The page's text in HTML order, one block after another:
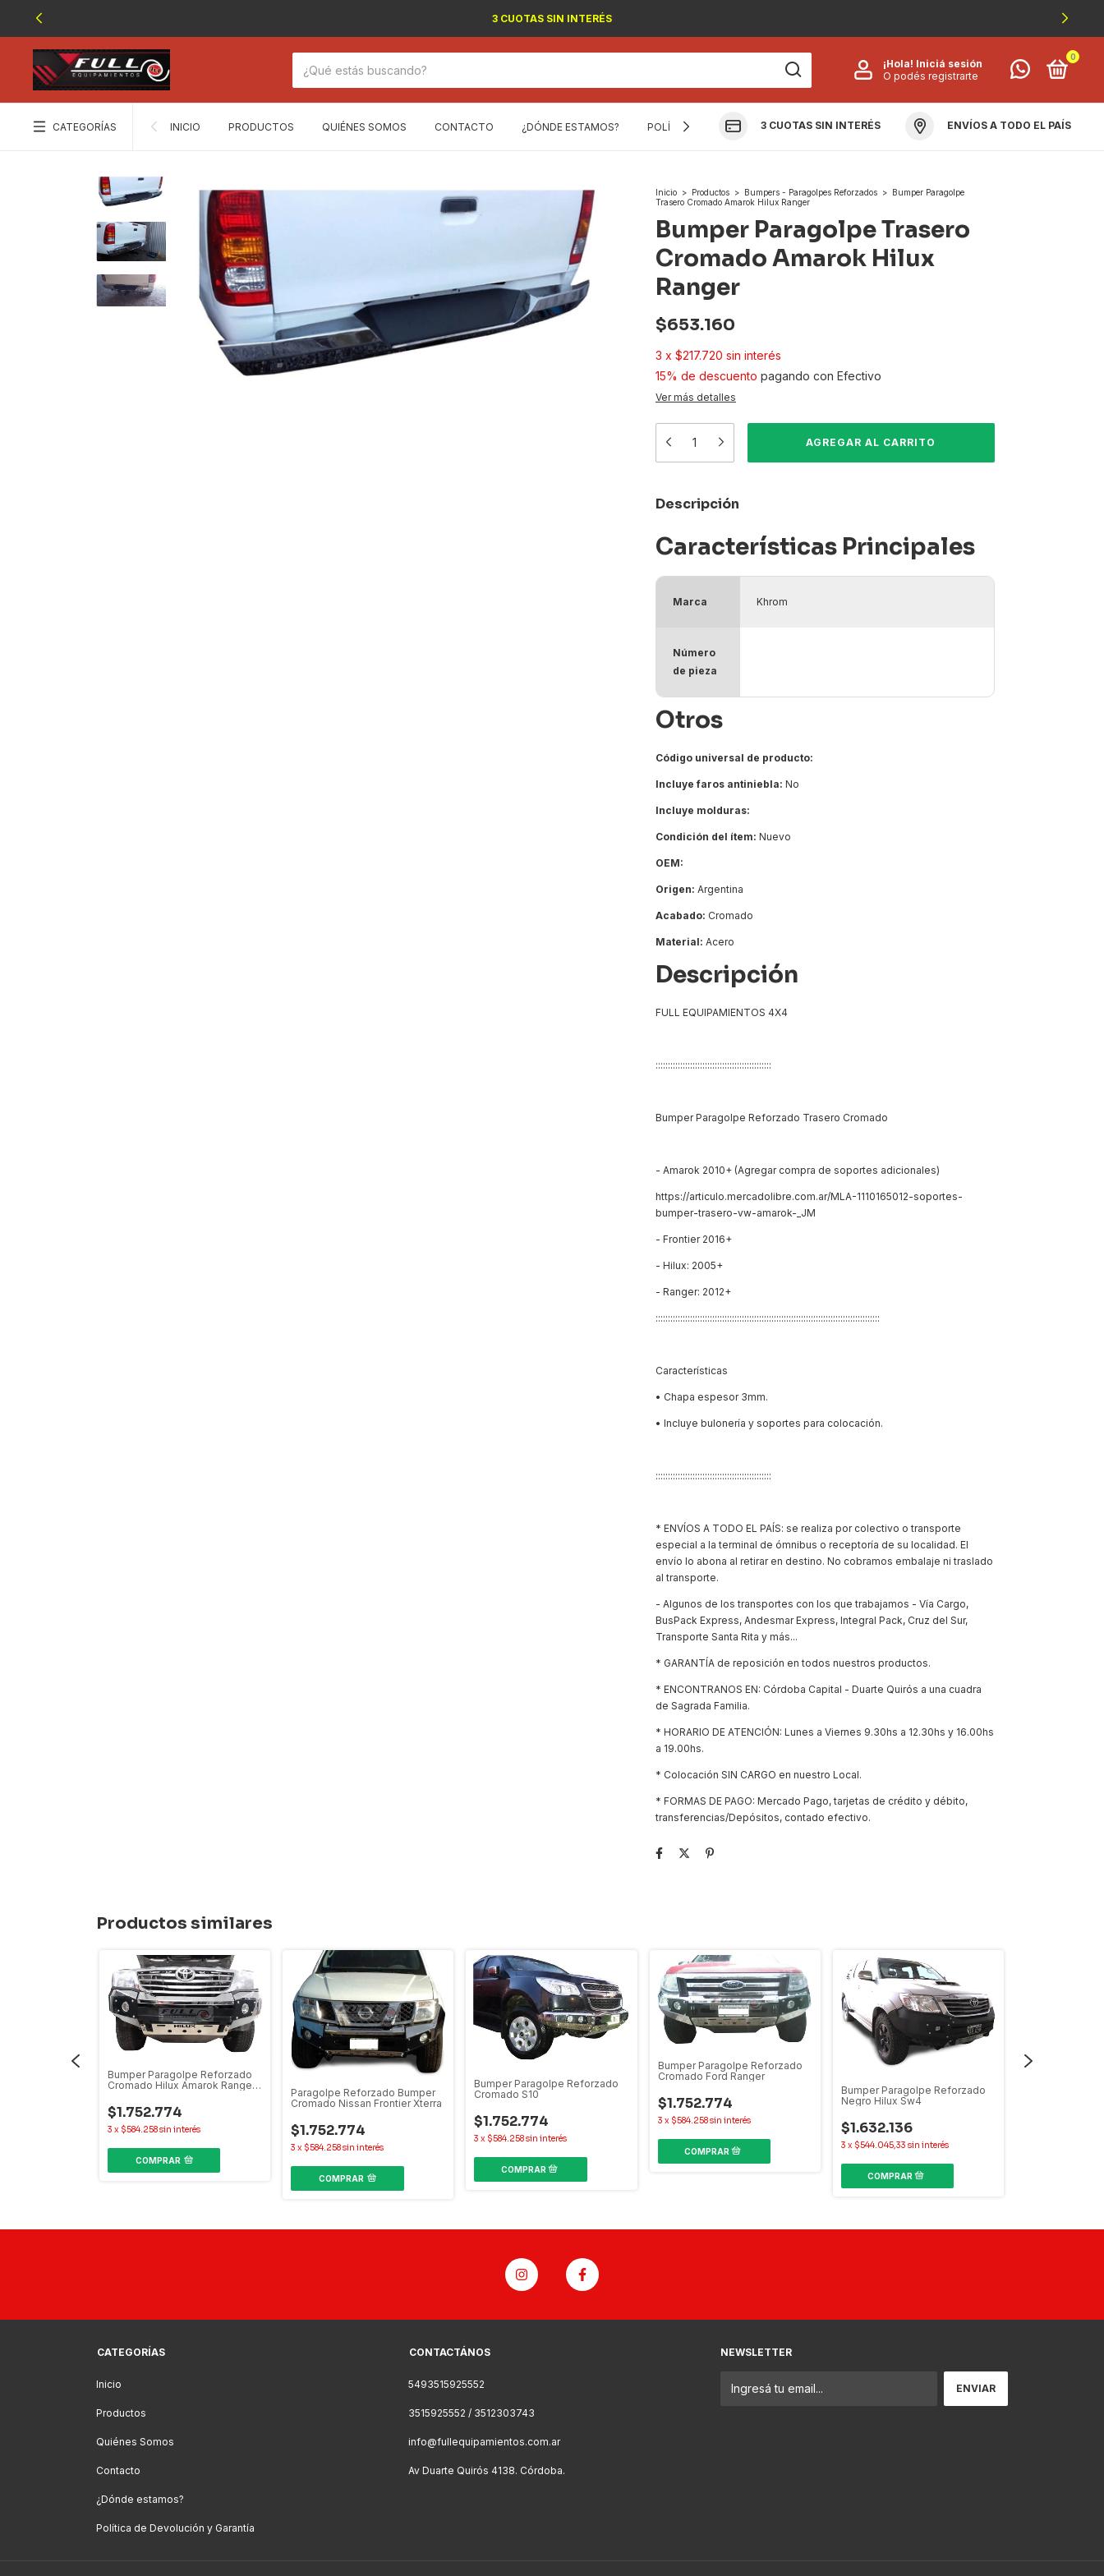
3 CUOTAS SIN INTERÉS
¡Hola! Iniciá sesión
O podés registrarte
0
CATEGORÍAS INICIO PRODUCTOS QUIÉNES SOMOS CONTACTO ¿DÓNDE ESTAMOS? POLÍTICA DE DEVOLUCIÓN Y GARANTÍA
3 CUOTAS SIN INTERÉS ENVÍOS A TODO EL PAÍS
Inicio > Productos > Bumpers - Paragolpes Reforzados > Bumper Paragolpe
Trasero Cromado Amarok Hilux Ranger
Bumper Paragolpe Trasero
Cromado Amarok Hilux
Ranger
$653.160
3 x $217.720 sin interés
15% de descuento pagando con Efectivo
Ver más detalles
Descripción
Características Principales
Marca Khrom
Número
de pieza
Otros
Código universal de producto:
Incluye faros antiniebla: No
Incluye molduras:
Condición del ítem: Nuevo
OEM:
Origen: Argentina
Acabado: Cromado
Material: Acero
Descripción
FULL EQUIPAMIENTOS 4X4
:::::::::::::::::::::::::::::::::::::::::::::::
Bumper Paragolpe Reforzado Trasero Cromado
- Amarok 2010+ (Agregar compra de soportes adicionales)
https://articulo.mercadolibre.com.ar/MLA-1110165012-soportes-
bumper-trasero-vw-amarok-_JM
- Frontier 2016+
- Hilux: 2005+
- Ranger: 2012+
:::::::::::::::::::::::::::::::::::::::::::::::::::::::::::::::::::::::::::::::::::::::::::
Características
• Chapa espesor 3mm.
• Incluye bulonería y soportes para colocación.
:::::::::::::::::::::::::::::::::::::::::::::::
* ENVÍOS A TODO EL PAÍS: se realiza por colectivo o transporte
especial a la terminal de ómnibus o receptoría de su localidad. El
envío lo abona al retirar en destino. No cobramos embalaje ni traslado
al transporte.
- Algunos de los transportes con los que trabajamos - Vía Cargo,
BusPack Express, Andesmar Express, Integral Pack, Cruz del Sur,
Transporte Santa Rita y más...
* GARANTÍA de reposición en todos nuestros productos.
* ENCONTRANOS EN: Córdoba Capital - Duarte Quirós a una cuadra
de Sagrada Familia.
* HORARIO DE ATENCIÓN: Lunes a Viernes 9.30hs a 12.30hs y 16.00hs
a 19.00hs.
* Colocación SIN CARGO en nuestro Local.
* FORMAS DE PAGO: Mercado Pago, tarjetas de crédito y débito,
transferencias/Depósitos, contado efectivo.
Productos similares
Bumper Paragolpe Reforzado
Cromado Hilux Amarok Ranger
$1.752.774
3 x $584.258sin interés
COMPRAR
Paragolpe Reforzado Bumper
Cromado Nissan Frontier Xterra
$1.752.774
3 x $584.258sin interés
COMPRAR
Bumper Paragolpe Reforzado
Cromado S10
$1.752.774
3 x $584.258sin interés
Bumper Paragolpe Reforzado
Cromado Ford Ranger
$1.752.774
3 x $584.258sin interés
Bumper Paragolpe Reforzado
Negro Hilux Sw4
$1.632.136
3 x $544.045,33 sin interés
CATEGORÍAS
Inicio
Productos
Quiénes Somos
Contacto
¿Dónde estamos?
Política de Devolución y Garantía
CONTACTÁNOS
5493515925552
3515925552 / 3512303743
info@fullequipamientos.com.ar
Av Duarte Quirós 4138. Córdoba.
NEWSLETTER